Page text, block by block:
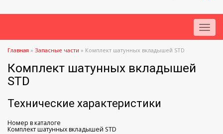
Menu
Главная » Запасные части » Комплект шатунных вкладышей STD
Комплект шатунных вкладышей
STD
Технические характеристики
Номер в каталоге
Комплект шатунных вкладышей STD